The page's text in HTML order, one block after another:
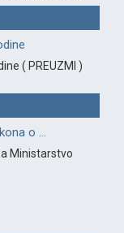
( PREUZMI )
o ...
Ministarstvo